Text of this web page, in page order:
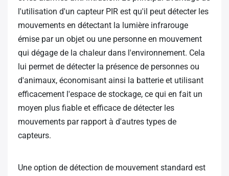
l'utilisation d'un capteur PIR est qu'il peut détecter les
mouvements en détectant la lumière infrarouge
émise par un objet ou une personne en mouvement
qui dégage de la chaleur dans l'environnement. Cela
lui permet de détecter la présence de personnes ou
d'animaux, économisant ainsi la batterie et utilisant
efficacement l'espace de stockage, ce qui en fait un
moyen plus fiable et efficace de détecter les
mouvements par rapport à d'autres types de
capteurs.
Une option de détection de mouvement standard est